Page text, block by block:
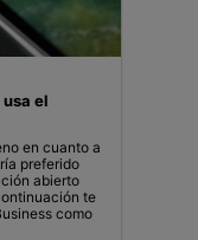
el
en cuanto a
preferido
abierto
te
como